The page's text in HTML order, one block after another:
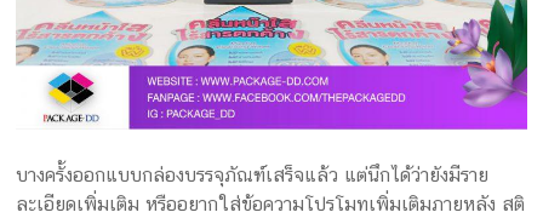
บางครั้งออกแบบกล่องบรรจุภัณฑ์เสร็จแล้ว แต่นึกได้ว่ายังมีราย
ละเอียดเพิ่มเติม หรืออยากใส่ข้อความโปรโมทเพิ่มเติมภายหลัง สติ